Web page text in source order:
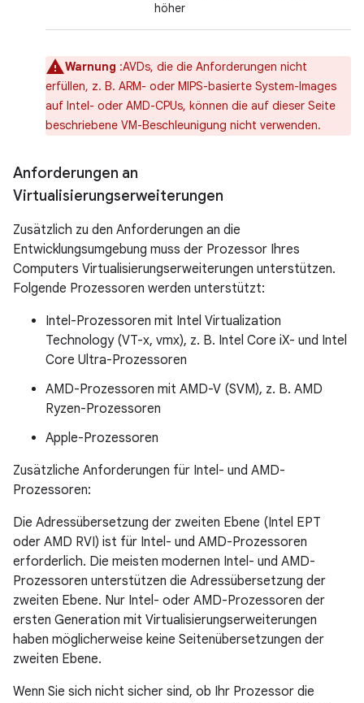
höher
Warnung :AVDs, die die Anforderungen nicht
erfüllen, z. B. ARM- oder MIPS-basierte System-Images
auf Intel- oder AMD-CPUs, können die auf dieser Seite
beschriebene VM-Beschleunigung nicht verwenden.
Anforderungen an
Virtualisierungserweiterungen
Zusätzlich zu den Anforderungen an die
Entwicklungsumgebung muss der Prozessor Ihres
Computers Virtualisierungserweiterungen unterstützen.
Folgende Prozessoren werden unterstützt:
Intel-Prozessoren mit Intel Virtualization
Technology (VT-x, vmx), z. B. Intel Core iX- und Intel
Core Ultra-Prozessoren
AMD-Prozessoren mit AMD-V (SVM), z. B. AMD
Ryzen-Prozessoren
Apple-Prozessoren
Zusätzliche Anforderungen für Intel- und AMD-
Prozessoren:
Die Adressübersetzung der zweiten Ebene (Intel EPT
oder AMD RVI) ist für Intel- und AMD-Prozessoren
erforderlich. Die meisten modernen Intel- und AMD-
Prozessoren unterstützen die Adressübersetzung der
zweiten Ebene. Nur Intel- oder AMD-Prozessoren der
ersten Generation mit Virtualisierungserweiterungen
haben möglicherweise keine Seitenübersetzungen der
zweiten Ebene.
Wenn Sie sich nicht sicher sind, ob Ihr Prozessor die